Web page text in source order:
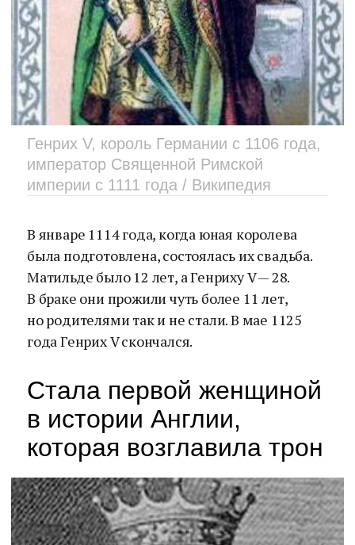
Генрих V, король Германии с 1106 года,
император Священной Римской
империи с 1111 года / Википедия
В январе 1114 года, когда юная королева
была подготовлена, состоялась их свадьба.
Матильде было 12 лет, а Генриху V — 28.
В браке они прожили чуть более 11 лет,
но родителями так и не стали. В мае 1125
года Генрих V скончался.
Стала первой женщиной
в истории Англии,
которая возглавила трон